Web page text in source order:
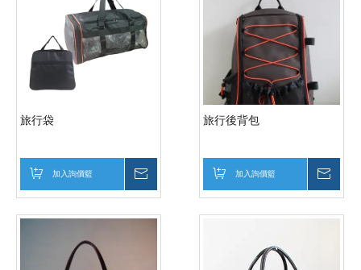
旅行袋
加入詢價籃
旅行後背包
加入詢價籃